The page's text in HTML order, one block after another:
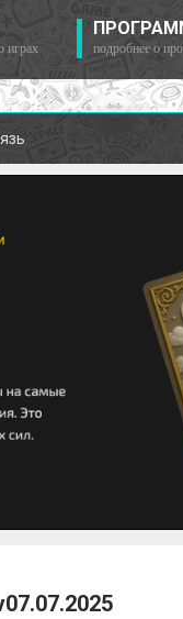
играх подробнее о